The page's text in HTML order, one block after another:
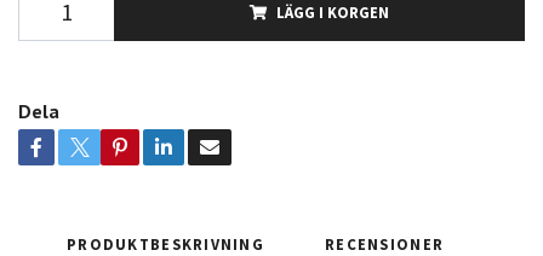
LÄGG I KORGEN
Dela
PRODUKTBESKRIVNING RECENSIONER